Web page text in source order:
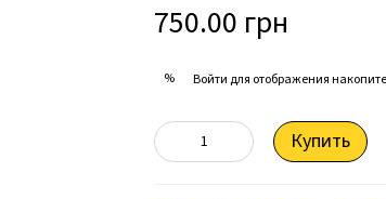
750.00 грн
% Войтидля отображения
Купить